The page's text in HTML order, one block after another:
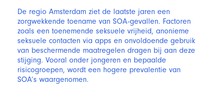
De regio Amsterdam ziet de laatste jaren een
zorgwekkende toename van SOA-gevallen. Factoren
zoals een toenemende seksuele vrijheid, anonieme
seksuele contacten via apps en onvoldoende gebruik
van beschermende maatregelen dragen bij aan deze
stijging. Vooral onder jongeren en bepaalde
risicogroepen, wordt een hogere prevalentie van
SOA’s waargenomen.